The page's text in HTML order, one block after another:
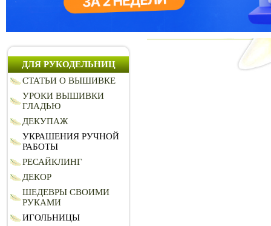
ДЛЯ РУКОДЕЛЬНИЦ
СТАТЬИ О ВЫШИВКЕ
УРОКИ ВЫШИВКИ
ГЛАДЬЮ
ДЕКУПАЖ
УКРАШЕНИЯ РУЧНОЙ
РАБОТЫ
РЕСАЙКЛИНГ
ДЕКОР
ШЕДЕВРЫ СВОИМИ
РУКАМИ
ИГОЛЬНИЦЫ